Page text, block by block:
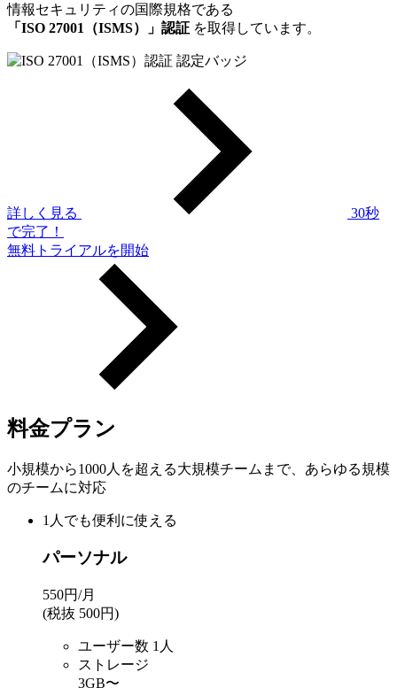
情報セキュリティの国際規格である
「ISO 27001（ISMS）」認証 を取得しています。
詳しく見る
30秒
で完了！
無料トライアルを開始
料金プラン
小規模から1000人を超える大規模チームまで、あらゆる規模
のチームに対応
1人でも便利に使える
パーソナル
550円/月
(税抜 500円)
ユーザー数 1人
ストレージ
3GB〜